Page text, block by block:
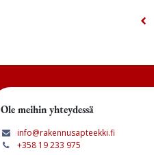
Ole meihin yhteydessä
info@rakennusapteekki.fi
+358 19 233 975